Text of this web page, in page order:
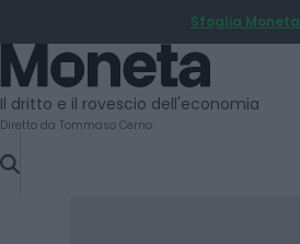
TO
CONTENT
Sfoglia Moneta
Moneta
Il dritto e il rovescio dell'economia
Diretto da Tommaso Cerno